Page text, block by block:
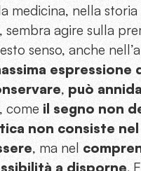
medicina, nella storia
sembra agire sulla
senso, anche
espressione
, può
, come il segno non
non consiste nel
, ma nel
a disporne.